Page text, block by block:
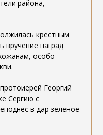
района,
крестным
вручение наград
особо
Георгий
Сергию с
в дар зеленое